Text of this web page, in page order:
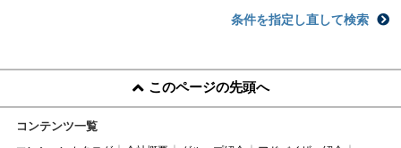
条件を指定し直して検索
このページの先頭へ
コンテンツ一覧